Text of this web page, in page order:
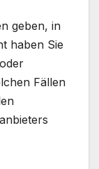
geben, in
haben Sie
Fällen